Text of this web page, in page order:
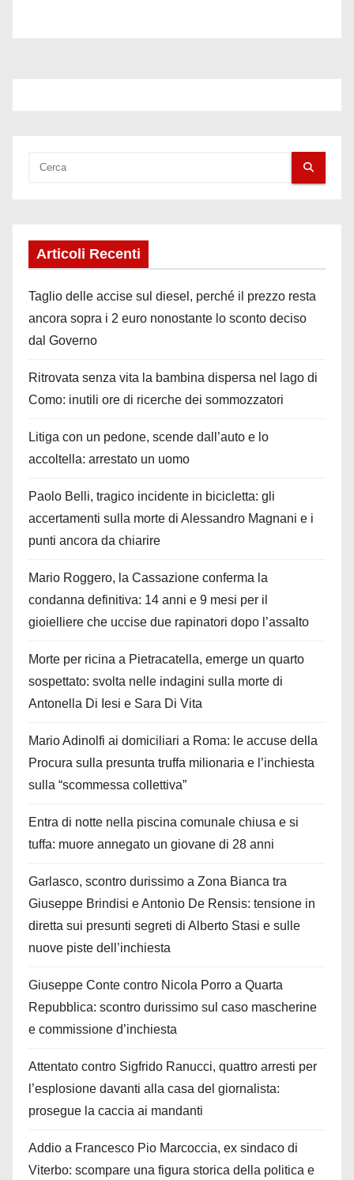
Articoli Recenti
Taglio delle accise sul diesel, perché il prezzo resta
ancora sopra i 2 euro nonostante lo sconto deciso
dal Governo
Ritrovata senza vita la bambina dispersa nel lago di
Como: inutili ore di ricerche dei sommozzatori
Litiga con un pedone, scende dall’auto e lo
accoltella: arrestato un uomo
Paolo Belli, tragico incidente in bicicletta: gli
accertamenti sulla morte di Alessandro Magnani e i
punti ancora da chiarire
Mario Roggero, la Cassazione conferma la
condanna definitiva: 14 anni e 9 mesi per il
gioielliere che uccise due rapinatori dopo l’assalto
Morte per ricina a Pietracatella, emerge un quarto
sospettato: svolta nelle indagini sulla morte di
Antonella Di Iesi e Sara Di Vita
Mario Adinolfi ai domiciliari a Roma: le accuse della
Procura sulla presunta truffa milionaria e l’inchiesta
sulla “scommessa collettiva”
Entra di notte nella piscina comunale chiusa e si
tuffa: muore annegato un giovane di 28 anni
Garlasco, scontro durissimo a Zona Bianca tra
Giuseppe Brindisi e Antonio De Rensis: tensione in
diretta sui presunti segreti di Alberto Stasi e sulle
nuove piste dell’inchiesta
Giuseppe Conte contro Nicola Porro a Quarta
Repubblica: scontro durissimo sul caso mascherine
e commissione d’inchiesta
Attentato contro Sigfrido Ranucci, quattro arresti per
l’esplosione davanti alla casa del giornalista:
prosegue la caccia ai mandanti
Addio a Francesco Pio Marcoccia, ex sindaco di
Viterbo: scompare una figura storica della politica e